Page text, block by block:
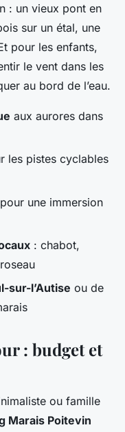
: un vieux pont en
sur un étal, une
pour les enfants,
le vent dans les
au bord de l’eau.
aux aurores dans
les pistes cyclables
pour une immersion
: chabot,
sur-l’Autise ou de
: budget et
ou famille
Marais Poitevin